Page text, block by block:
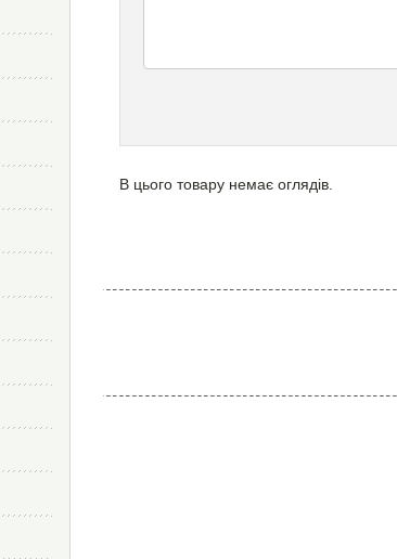
В цього товару немає оглядів.